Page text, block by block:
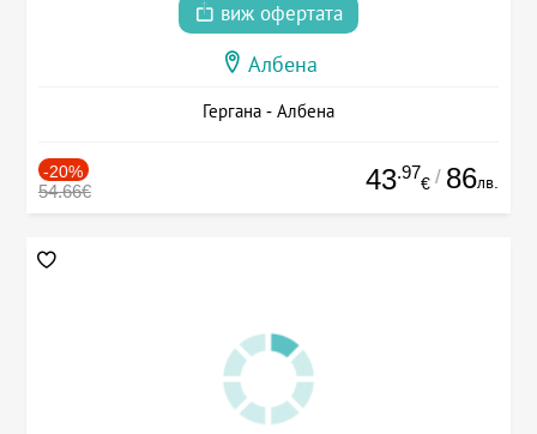
виж офертата
Албена
Гергана - Албена
-20%
54.66€ 43.97
€ / 86лв.